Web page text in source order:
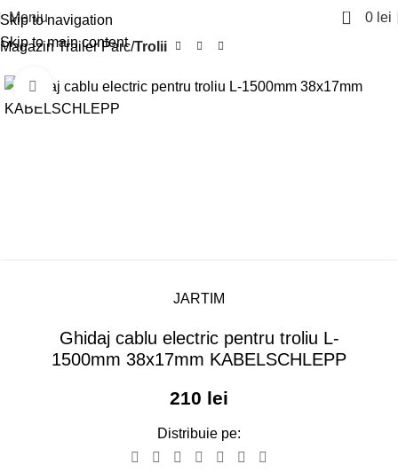
Skip to navigation
Skip to main content
Meniu 0 0 lei
Magazin Trailer Parc Trolii
Click pentru a mari
JARTIM
Ghidaj cablu electric pentru troliu L-
1500mm 38x17mm KABELSCHLEPP
210 lei
Distribuie pe: